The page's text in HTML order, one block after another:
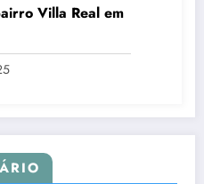
Villa Real em